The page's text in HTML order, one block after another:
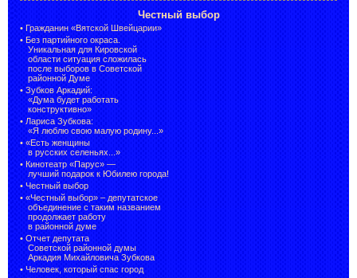
Честный выбор
• Гражданин «Вятской Швейцарии»
• Без партийного окраса.
Уникальная для Кировской
области ситуация сложилась
после выборов в Советской
районной Думе
• Зубков Аркадий:
«Дума будет работать
конструктивно»
• Лариса Зубкова:
«Я люблю свою малую родину...»
• «Есть женщины
в русских селеньях...»
• Кинотеатр «Парус» —
лучший подарок к Юбилею города!
• Честный выбор
• «Честный выбор» – депутатское
объединение с таким названием
продолжает работу
в районной думе
• Отчет депутата
Советской районной думы
Аркадия Михайловича Зубкова
• Человек, который спас город